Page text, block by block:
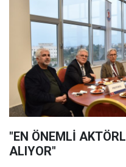
"EN ÖNEMLİ
ALIYOR"